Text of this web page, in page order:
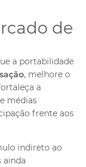
de
a portabilidade
, melhore o
a
médias
frente aos
indireto ao
ainda